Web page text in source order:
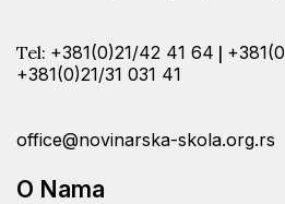
O Nama
Tel: +381(0)21/42 41 64 |
+381(0)21/31 031 41
office@novinarska-skola.org.rs